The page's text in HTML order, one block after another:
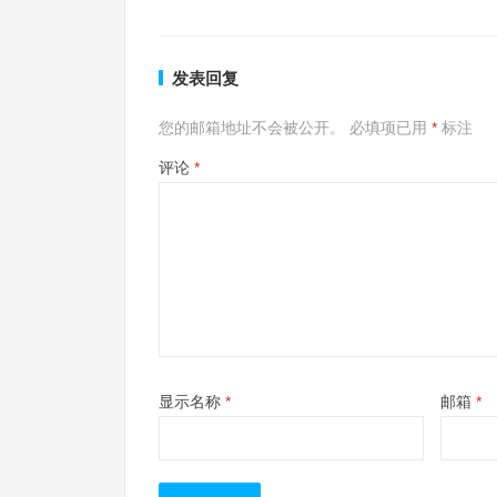
发表回复
您的邮箱地址不会被公开。 必填项已用 * 标注
评论 *
显示名称 * 邮箱 *